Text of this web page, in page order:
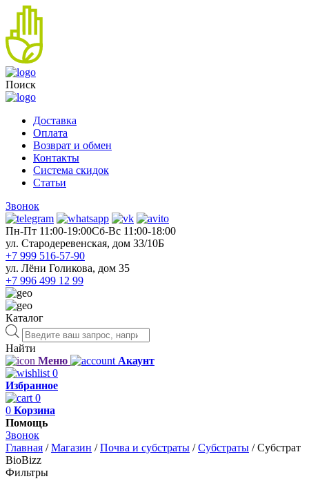
Поиск
Доставка
Оплата
Возврат и обмен
Контакты
Система скидок
Статьи
Звонок
Пн-Пт 11:00-19:00Cб-Вс 11:00-18:00
ул. Стародеревенская, дом 33/10Б
+7 999 516-57-90
ул. Лёни Голикова, дом 35
+7 996 499 12 99
Каталог
Поиск
товаров
Найти
Меню
Акаунт
0
Избранное
0
0 Корзина
Помощь
Звонок
Главная /Магазин /Почва и субстраты /Субстраты /Субстрат
BioBizz
Фильтры